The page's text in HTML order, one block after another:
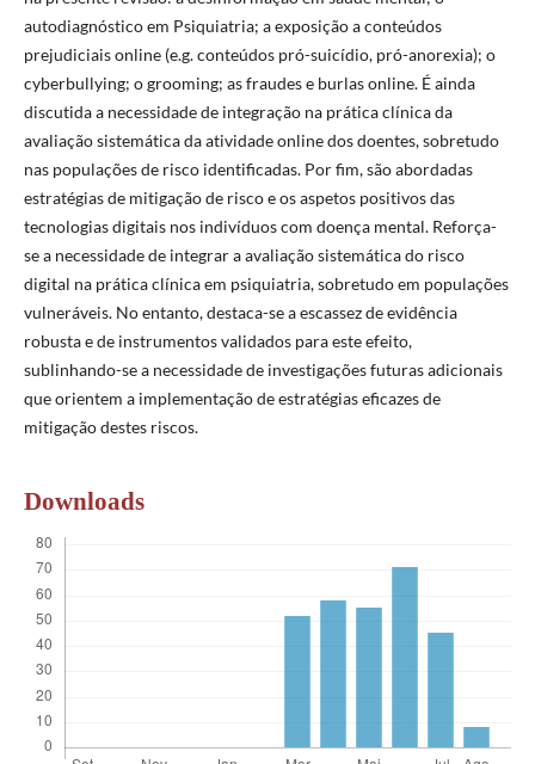
autodiagnóstico em Psiquiatria; a exposição a conteúdos
prejudiciais online (e.g. conteúdos pró-suicídio, pró-anorexia); o
cyberbullying; o grooming; as fraudes e burlas online. É ainda
discutida a necessidade de integração na prática clínica da
avaliação sistemática da atividade online dos doentes, sobretudo
nas populações de risco identificadas. Por fim, são abordadas
estratégias de mitigação de risco e os aspetos positivos das
tecnologias digitais nos indivíduos com doença mental. Reforça-
se a necessidade de integrar a avaliação sistemática do risco
digital na prática clínica em psiquiatria, sobretudo em populações
vulneráveis. No entanto, destaca-se a escassez de evidência
robusta e de instrumentos validados para este efeito,
sublinhando-se a necessidade de investigações futuras adicionais
que orientem a implementação de estratégias eficazes de
mitigação destes riscos.
Downloads